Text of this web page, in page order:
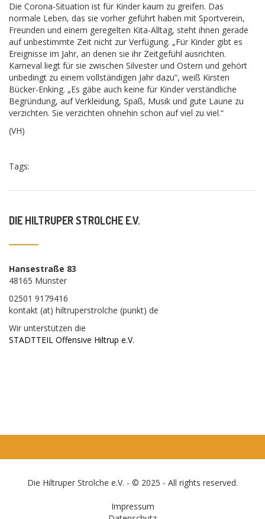
Die Corona-Situation ist für Kinder kaum zu greifen. Das
normale Leben, das sie vorher geführt haben mit Sportverein,
Freunden und einem geregelten Kita-Alltag, steht ihnen gerade
auf unbestimmte Zeit nicht zur Verfügung. „Für Kinder gibt es
Ereignisse im Jahr, an denen sie ihr Zeitgefühl ausrichten.
Karneval liegt für sie zwischen Silvester und Ostern und gehört
unbedingt zu einem vollständigen Jahr dazu“, weiß Kirsten
Bücker-Enking. „Es gäbe auch keine für Kinder verständliche
Begründung, auf Verkleidung, Spaß, Musik und gute Laune zu
verzichten. Sie verzichten ohnehin schon auf viel zu viel.“
(VH)
Tags:
DIE HILTRUPER STROLCHE E.V.
Hansestraße 83
48165 Münster
02501 9179416
kontakt (at) hiltruperstrolche (punkt) de
Wir unterstützen die
STADTTEIL Offensive Hiltrup e.V.
Die Hiltruper Strolche e.V. - © 2025 - All rights reserved.
Impressum